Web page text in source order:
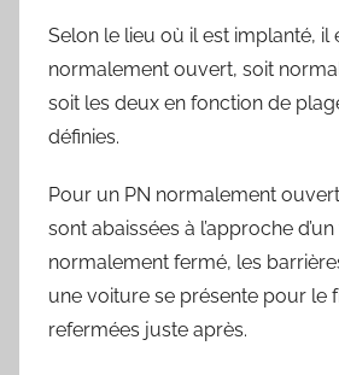
Selon le lieu où il est implanté, il
normalement ouvert, soit
soit les deux en fonction de
définies.
Pour un PN normalement
sont abaissées à l’approche
normalement fermé, les
une voiture se présente pour le
refermées juste après.